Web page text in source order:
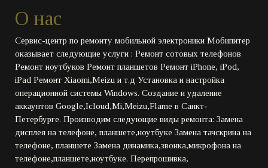
О нас
Сервис-центр по ремонту мобильной электроники Мобипитер
оказывает следующие услуги : Ремонт сотовых телефонов
Ремонт ноутбуков Ремонт планшетов Ремонт iPhone, iPod,
iPad Ремонт Xiaomi,Meizu и т.д Установка и настройка
операционной системы Windows. Создание и удаление
аккаунтов Google,Icloud,Mi,Meizu,Flame в Санкт-
Петербурге. Производим следующие виды ремонта: Замена
дисплея на телефоне, планшете,ноутбуке Замена тачскрина на
телефоне, планшете Замена динамика,звонка,микрофона на
телефоне,планшете,ноутбуке. Перепрошивка,